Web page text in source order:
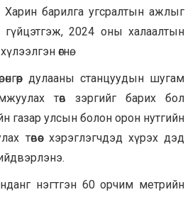
Харин барилга угсралтын ажлыг
2024 оны халаалтын
өгнө.
дулааны станцуудын шугам
төв зэргийг барих бол
газар улсын болон орон нутгийн
төвөөс хэрэглэгчдэд хүрэх дэд
нэгтгэн 60 орчим метрийн